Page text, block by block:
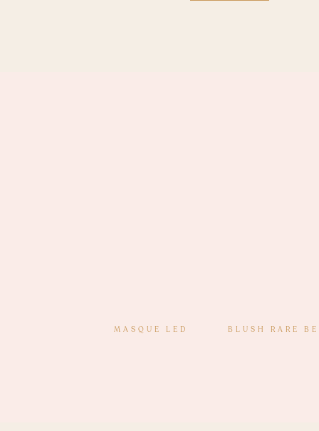
MASQUE LED BLUSH RARE